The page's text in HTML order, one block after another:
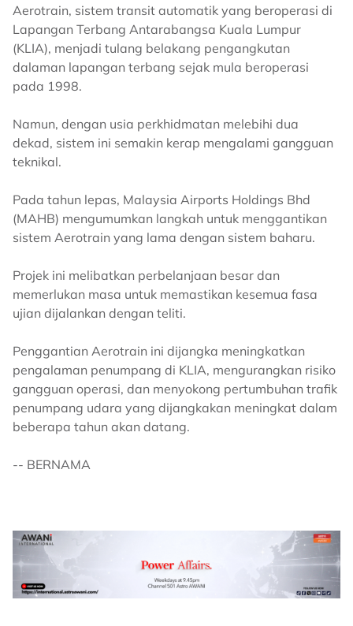
Aerotrain, sistem transit automatik yang beroperasi di
Lapangan Terbang Antarabangsa Kuala Lumpur
(KLIA), menjadi tulang belakang pengangkutan
dalaman lapangan terbang sejak mula beroperasi
pada 1998.
Namun, dengan usia perkhidmatan melebihi dua
dekad, sistem ini semakin kerap mengalami gangguan
teknikal.
Pada tahun lepas, Malaysia Airports Holdings Bhd
(MAHB) mengumumkan langkah untuk menggantikan
sistem Aerotrain yang lama dengan sistem baharu.
Projek ini melibatkan perbelanjaan besar dan
memerlukan masa untuk memastikan kesemua fasa
ujian dijalankan dengan teliti.
Penggantian Aerotrain ini dijangka meningkatkan
pengalaman penumpang di KLIA, mengurangkan risiko
gangguan operasi, dan menyokong pertumbuhan trafik
penumpang udara yang dijangkakan meningkat dalam
beberapa tahun akan datang.
-- BERNAMA